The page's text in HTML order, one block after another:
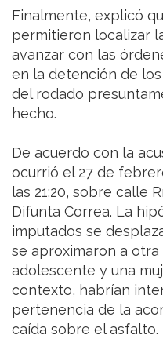
Finalmente, explicó
permitieron localizar
avanzar con las
en la detención de
del rodado
hecho.
De acuerdo con la
ocurrió el 27 de
las 21:20, sobre calle
Difunta Correa. La
imputados se
se aproximaron a
adolescente y una
contexto, habrían
pertenencia de la
caída sobre el asfalto.